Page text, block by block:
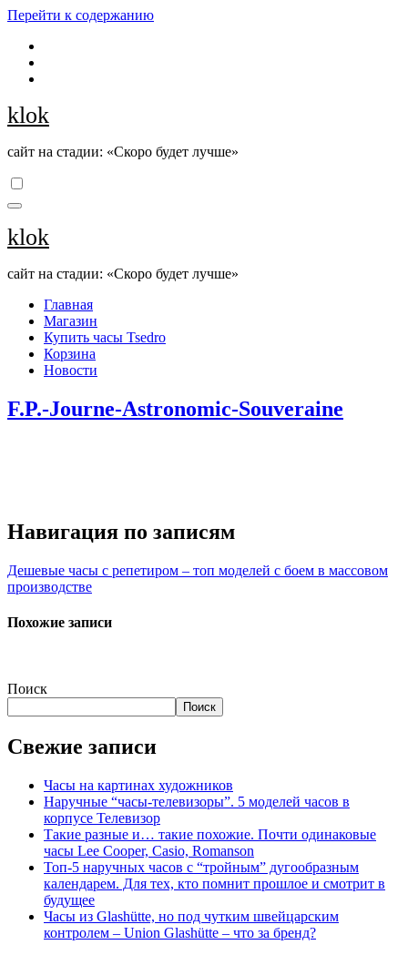
Перейти к содержанию
klok
сайт на стадии: «Скоро будет лучше»
klok
сайт на стадии: «Скоро будет лучше»
Главная
Магазин
Купить часы Tsedro
Корзина
Новости
F.P.-Journe-Astronomic-Souveraine
Навигация по записям
Дешевые часы с репетиром – топ моделей с боем в массовом
производстве
Похожие записи
Поиск
Поиск
Свежие записи
Часы на картинах художников
Наручные “часы-телевизоры”. 5 моделей часов в
корпусе Телевизор
Такие разные и… такие похожие. Почти одинаковые
часы Lee Cooper, Casio, Romanson
Топ-5 наручных часов с “тройным” дугообразным
календарем. Для тех, кто помнит прошлое и смотрит в
будущее
Часы из Glashütte, но под чутким швейцарским
контролем – Union Glashütte – что за бренд?